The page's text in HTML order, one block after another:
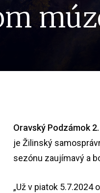
Oravský Podzámok
je Žilinský
sezónu zaujímavý a
„Už v piatok 5.7.2024